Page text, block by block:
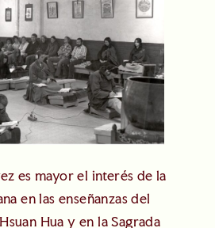
es mayor el interés de la
en las enseñanzas del
Hua y en la Sagrada